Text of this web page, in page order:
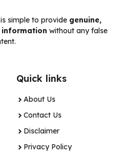
simple to provide genuine,
information without any false
Quick links
About Us
Contact Us
Disclaimer
Privacy Policy